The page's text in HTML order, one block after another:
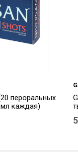
пероральных
каждая)